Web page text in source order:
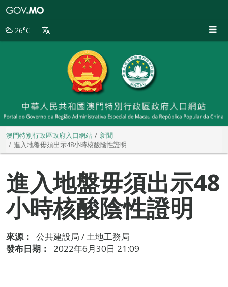
別
26°C
澳門特別行政區政府入口網站
新聞
進入地盤毋須出示48小時核酸陰性證明
進入地盤毋須出示48
小時核酸陰性證明
來源：
公共建設局 / 土地工務局
發布日期：
2022年6月30日 21:09